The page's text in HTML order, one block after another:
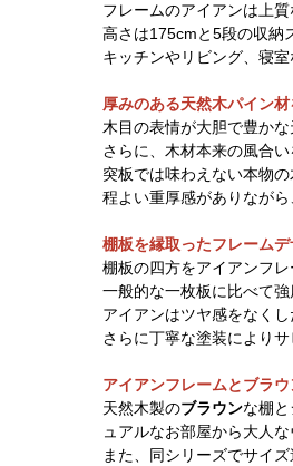
フレームのアイアンは上
高さは175cmと5段の収納
キッチンやリビング、寝
厚みのある天然木パイン材
木目の表情が大胆で豊か
さらに、木材本来の風合
突板では味わえない本物
程よい重厚感がありなが
棚板を縁取ったフレーム
棚板の四方をアイアンフ
一般的な一枚板に比べて
アイアンはツヤ感をなく
さらに丁寧な塗装により
アイアンフレームとブラ
天然木製のブラウンな棚
ュアルなお部屋から大人
また、同シリーズでサイ